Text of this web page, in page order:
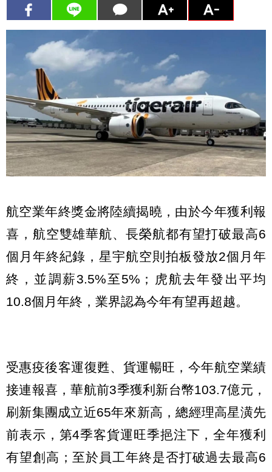
航空業年終獎金將陸續揭曉，由於今年獲利報
喜，航空雙雄華航、長榮航都有望打破最高6
個月年終紀錄，星宇航空則拍板發放2個月年
終，並調薪3.5%至5%；虎航去年發出平均
10.8個月年終，業界認為今年有望再超越。
受惠疫後客運復甦、貨運暢旺，今年航空業績
接連報喜，華航前3季獲利新台幣103.7億元，
刷新集團成立近65年來新高，總經理高星潢先
前表示，第4季客貨運旺季挹注下，全年獲利
有望創高；至於員工年終是否打破過去最高6